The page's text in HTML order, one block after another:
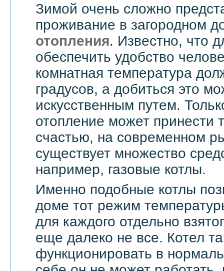
Зимой очень сложно
проживание в загородном
отопления. Известно, что
обеспечить удобство
комнатная температура
градусов, а добиться это
искусственным путем.
отопление может
счастью, на современном
существует множество
например, газовые котлы.
Именно подобные котлы
доме тот режим
для каждого отдельно
еще далеко не все. Котел
функционировать в